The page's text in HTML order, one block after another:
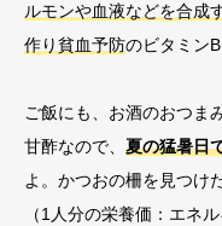
ルモンや血液などを合成
作り貧血予防のビタミン
ご飯にも、お酒のおつま
甘酢なので、 夏の猛暑日
よ。かつおの柵を見つけ
（1人分の栄養価：エネ